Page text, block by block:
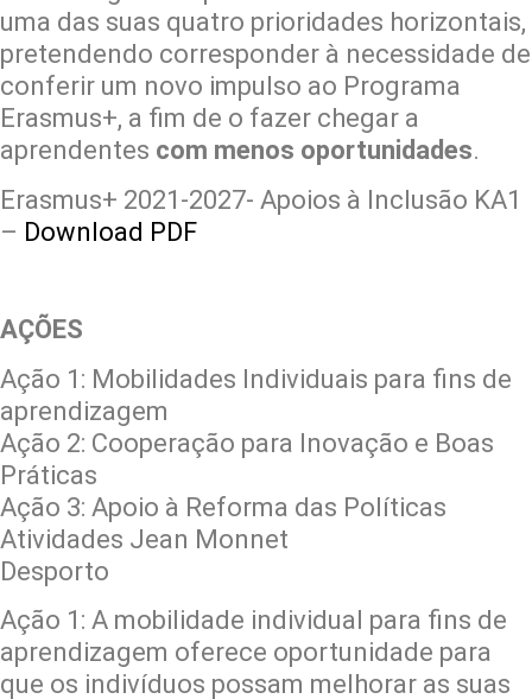
uma das suas quatro prioridades horizontais,
pretendendo corresponder à necessidade de
conferir um novo impulso ao Programa
Erasmus+, a fim de o fazer chegar a
aprendentes com menos oportunidades.
Erasmus+ 2021-2027- Apoios à Inclusão KA1
– Download PDF
AÇÕES
Ação 1: Mobilidades Individuais para fins de
aprendizagem
Ação 2: Cooperação para Inovação e Boas
Práticas
Ação 3: Apoio à Reforma das Políticas
Atividades Jean Monnet
Desporto
Ação 1: A mobilidade individual para fins de
aprendizagem oferece oportunidade para
que os indivíduos possam melhorar as suas